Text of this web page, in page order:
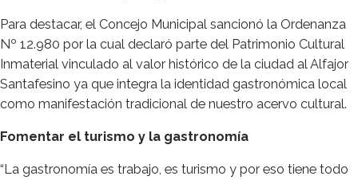
Para destacar, el Concejo Municipal sancionó la Ordenanza
Nº 12.980 por la cual declaró parte del Patrimonio Cultural
Inmaterial vinculado al valor histórico de la ciudad al Alfajor
Santafesino ya que integra la identidad gastronómica local
como manifestación tradicional de nuestro acervo cultural.
Fomentar el turismo y la gastronomía
“La gastronomía es trabajo, es turismo y por eso tiene todo